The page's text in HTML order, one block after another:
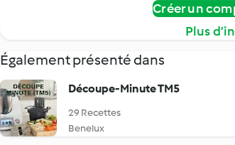
Créer un
Plus
Également présenté dans
Découpe-Minute TM5
29 Recettes
Benelux